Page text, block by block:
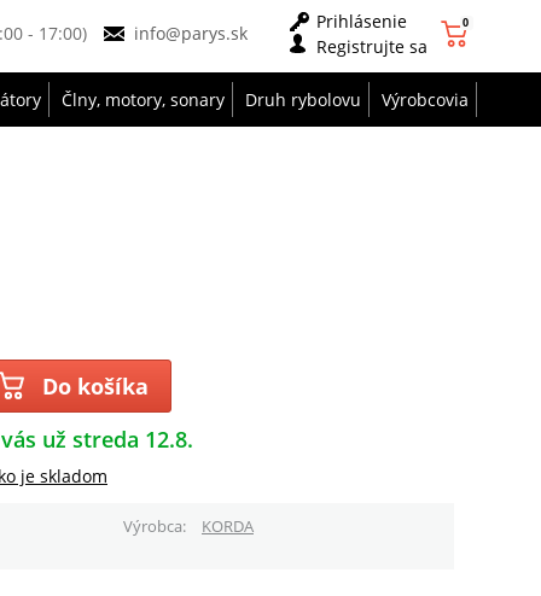
- 17:00) info@parys.sk
Prihlásenie
Registrujte sa
0
Člny, motory, sonary Druh rybolovu Výrobcovia
Do košíka
už streda 12.8.
je skladom
Výrobca
KORDA